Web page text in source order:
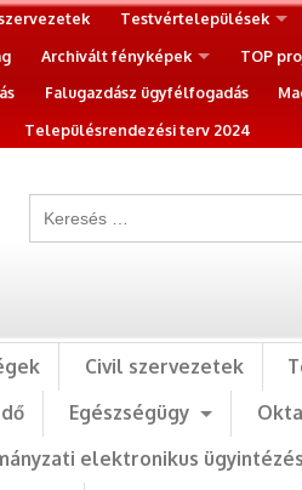
Testvértelepülések
Archivált fényképek TOP
Falugazdász ügyfélfogadás
Településrendezési terv 2024
Civil szervezetek
Egészségügy
elektronikus ügyintézés